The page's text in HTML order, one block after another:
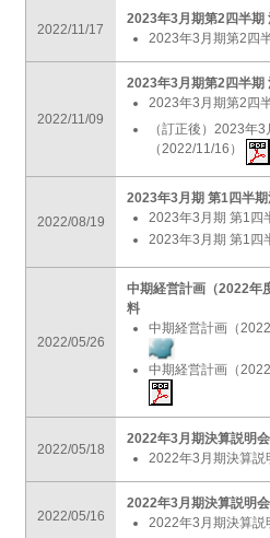
2022/11/17
2023年3月期第2四半期
2023年3月期第2四
2022/11/09
2023年3月期第2四半期
2023年3月期第2四
（訂正後）2023年
（2022/11/16）
2022/08/19
2023年3月期 第1四半
2023年3月期 第1四
2023年3月期 第1四
2022/05/26
中期経営計画（2022年
料
中期経営計画（
中期経営計画（
2022/05/18
2022年3月期決算説明
2022年3月期決算説
2022/05/16
2022年3月期決算説明
2022年3月期決算説